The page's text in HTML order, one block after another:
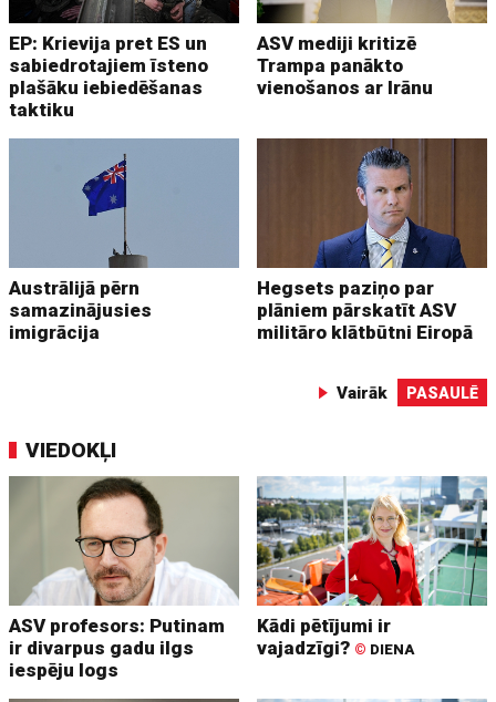
EP: Krievija pret ES un
sabiedrotajiem īsteno
plašāku iebiedēšanas
taktiku
ASV mediji kritizē
Trampa panākto
vienošanos ar Irānu
Austrālijā pērn
samazinājusies
imigrācija
Hegsets paziņo par
plāniem pārskatīt ASV
militāro klātbūtni Eiropā
Vairāk PASAULĒ
VIEDOKĻI
ASV profesors: Putinam
ir divarpus gadu ilgs
iespēju logs
Kādi pētījumi ir
vajadzīgi? © DIENA